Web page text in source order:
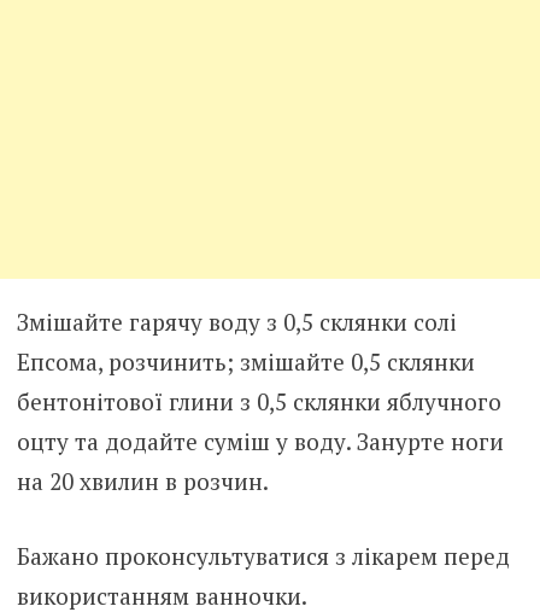
Змішайте гарячу воду з 0,5 склянки солі
Епсома, розчинить; змішайте 0,5 склянки
бентонітової глини з 0,5 склянки яблучного
оцту та додайте суміш у воду. Занурте ноги
на 20 хвилин в розчин.
Бажано проконсультуватися з лікарем перед
використанням ванночки.